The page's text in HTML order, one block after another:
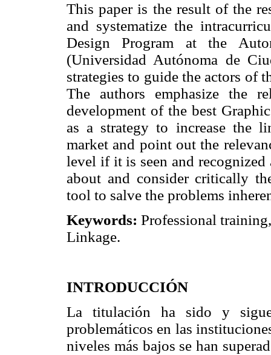
This paper is the result of the
and systematize the
Design Program at the
(Universidad Autónoma de
strategies to guide the actors of
The authors emphasize the
development of the best
as a strategy to increase the
market and point out the
level if it is seen and
about and consider critically
tool to salve the problems
Keywords:Professional
Linkage.
INTRODUCCIÓN
La titulación ha sido y
problemáticos en las
niveles más bajos se han